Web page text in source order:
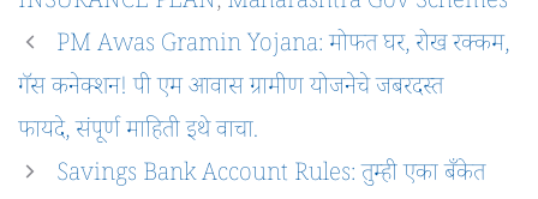
PM Awas Gramin Yojana: मोफत घर, रोख रक्कम,
गॅस कनेक्शन! पी एम आवास ग्रामीण योजनेचे जबरदस्त
फायदे, संपूर्ण माहिती इथे वाचा.
Savings Bank Account Rules: तुम्ही एका बँकेत